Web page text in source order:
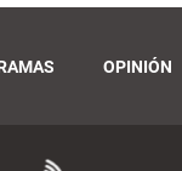
OPINIÓN